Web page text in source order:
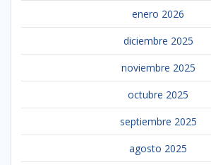
enero 2026
diciembre 2025
noviembre 2025
octubre 2025
septiembre 2025
agosto 2025